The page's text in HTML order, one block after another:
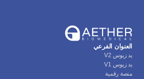
العنوان الفرعي
يد زيوس V2
يد زيوس V1
منصة رقمية